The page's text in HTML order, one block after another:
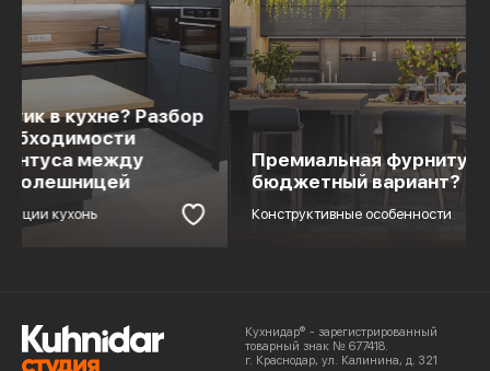
Премиальная фурнитура или
бюджетный вариант?
Конструктивные особенности
На
Фурнитура
Кухнидар® - зарегистрированный
товарный знак № 677418.
г. Краснодар, ул. Калинина, д. 321